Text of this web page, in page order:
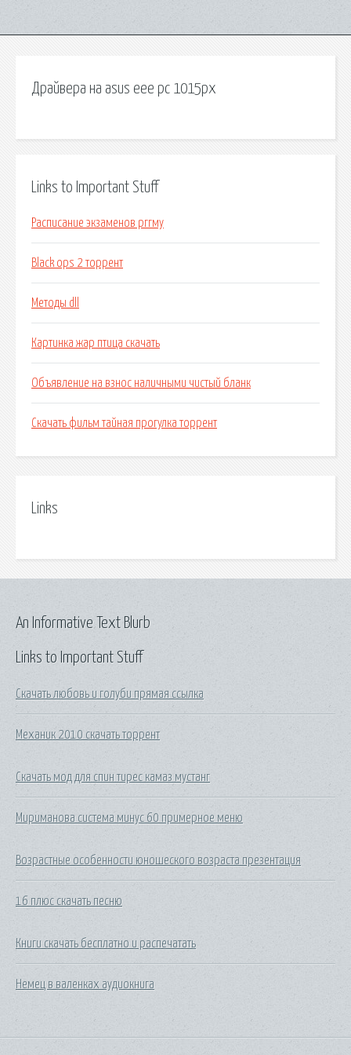
Драйвера на asus eee pc 1015px
Links to Important Stuff
Расписание экзаменов рггму
Black ops 2 торрент
Методы dll
Картинка жар птица скачать
Объявление на взнос наличными чистый бланк
Скачать фильм тайная прогулка торрент
Links
Links to Important Stuff
Скачать любовь и голуби прямая ссылка
Mexaник 2010 скачать торрент
Скачать мод для спин тирес камаз мустанг
Мириманова система минус 60 примерное меню
Возрастные особенности юношеского возраста презентация
16 плюс скачать песню
Книги скачать бесплатно и распечатать
Немец в валенках аудиокнига
An Informative Text Blurb